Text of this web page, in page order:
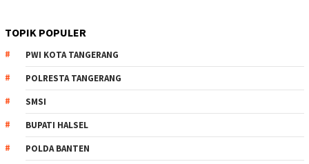
TOPIK POPULER
PWI KOTA TANGERANG
POLRESTA TANGERANG
SMSI
BUPATI HALSEL
POLDA BANTEN